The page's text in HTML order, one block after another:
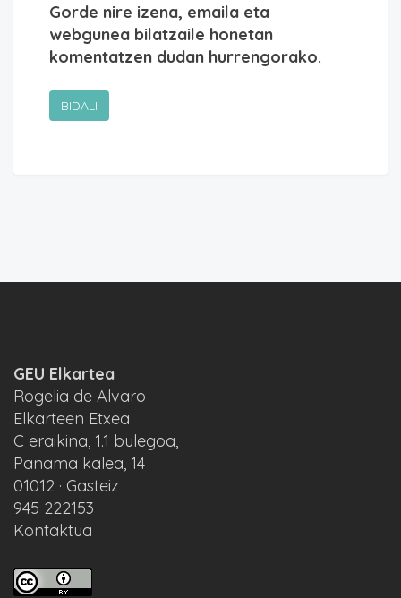
Gorde nire izena, emaila eta
webgunea bilatzaile honetan
komentatzen dudan hurrengorako.
GEU Elkartea
Rogelia de Alvaro
Elkarteen Etxea
C eraikina, 1.1 bulegoa,
Panama kalea, 14
01012 · Gasteiz
945 222153
Kontaktua